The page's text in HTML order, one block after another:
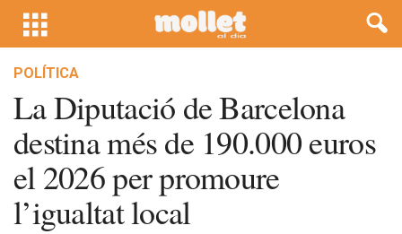
POLÍTICA
La Diputació de Barcelona
destina més de 190.000 euros
el 2026 per promoure
l’igualtat local